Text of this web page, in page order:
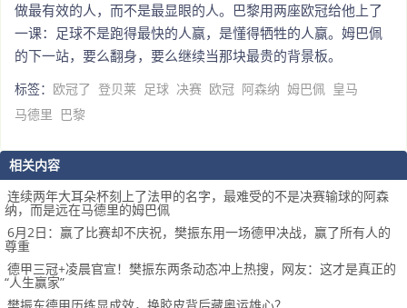
做最有效的人，而不是最显眼的人。巴黎用两座欧冠给他上了
一课：足球不是跑得最快的人赢，是懂得牺牲的人赢。姆巴佩
的下一站，要么翻身，要么继续当那块最贵的背景板。
标签： 欧冠了 登贝莱 足球 决赛 欧冠 阿森纳 姆巴佩 皇马
马德里 巴黎
相关内容
连续两年大耳朵杯刻上了法甲的名字，最难受的不是决赛输球的阿森
纳，而是远在马德里的姆巴佩
6月2日：赢了比赛却不庆祝，樊振东用一场德甲决战，赢了所有人的
尊重
德甲三冠+凌晨官宣！樊振东两条动态冲上热搜，网友：这才是真正的
“人生赢家”